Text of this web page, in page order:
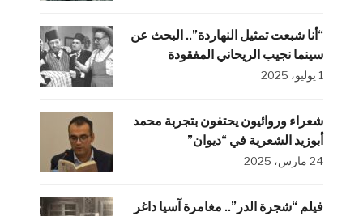
“أنا شبعت تمثيل النهاردة”.. البحث عن
سينما نجيب الريحاني المفقودة
1 يوليو، 2025
شعراء وروائيون يحتفون بتجربة محمد
أبوزيد الشعرية في “ديوان”
24 مارس، 2025
فيلم “شجرة الدر”.. مغامرة آسيا داغر